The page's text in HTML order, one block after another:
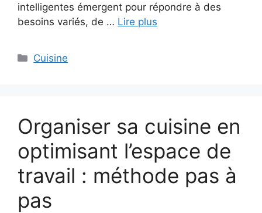
intelligentes émergent pour répondre à des
besoins variés, de … Lire plus
Catégories
Cuisine
Organiser sa cuisine en
optimisant l’espace de
travail : méthode pas à
pas